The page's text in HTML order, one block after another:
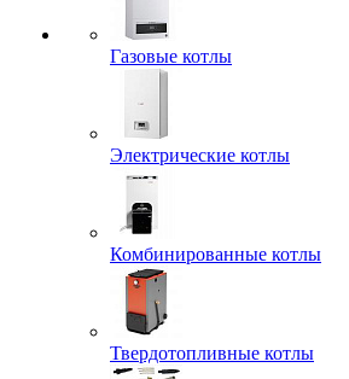
Газовые котлы
Электрические котлы
Комбинированные котлы
Твердотопливные котлы